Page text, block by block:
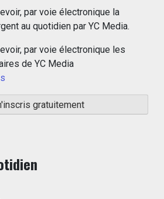
par voie électronique la
au quotidien par YC Media.
par voie électronique les
de YC Media